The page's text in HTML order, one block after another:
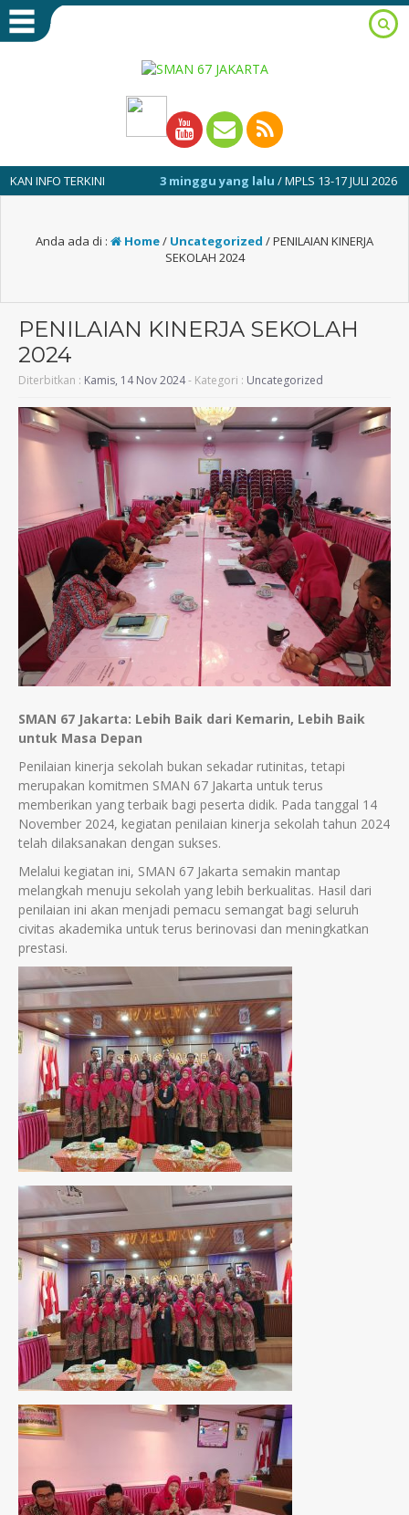
3 minggu yang lalu/ MPLS 13-17 JULI 2026 1
Anda ada di : Home/ Uncategorized /PENILAIAN KINERJA
SEKOLAH 2024
PENILAIAN KINERJA SEKOLAH
2024
Diterbitkan : Kamis, 14 Nov 2024- Kategori : Uncategorized
SMAN 67 Jakarta: Lebih Baik dari Kemarin, Lebih Baik
untuk Masa Depan
Penilaian kinerja sekolah bukan sekadar rutinitas, tetapi
merupakan komitmen SMAN 67 Jakarta untuk terus
memberikan yang terbaik bagi peserta didik. Pada tanggal 14
November 2024, kegiatan penilaian kinerja sekolah tahun 2024
telah dilaksanakan dengan sukses.
Melalui kegiatan ini, SMAN 67 Jakarta semakin mantap
melangkah menuju sekolah yang lebih berkualitas. Hasil dari
penilaian ini akan menjadi pemacu semangat bagi seluruh
civitas akademika untuk terus berinovasi dan meningkatkan
prestasi.